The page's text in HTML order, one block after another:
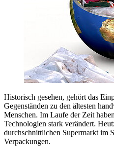
Historisch gesehen, gehört das
Gegenständen zu den ältesten
Menschen. Im Laufe der Zeit
Technologien stark verändert.
durchschnittlichen Supermarkt im
Verpackungen.